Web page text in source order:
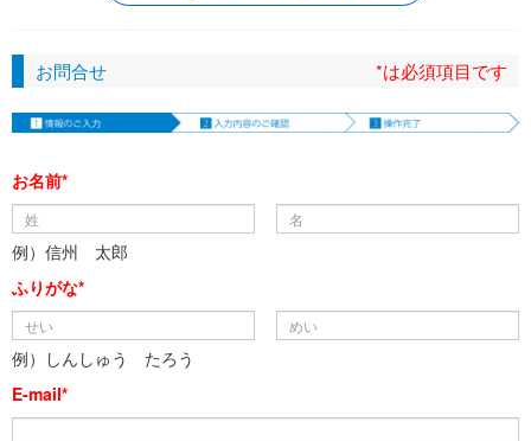
お問合せ *は必須項目です
お名前*
例）信州 太郎
ふりがな*
例）しんしゅう たろう
E-mail*